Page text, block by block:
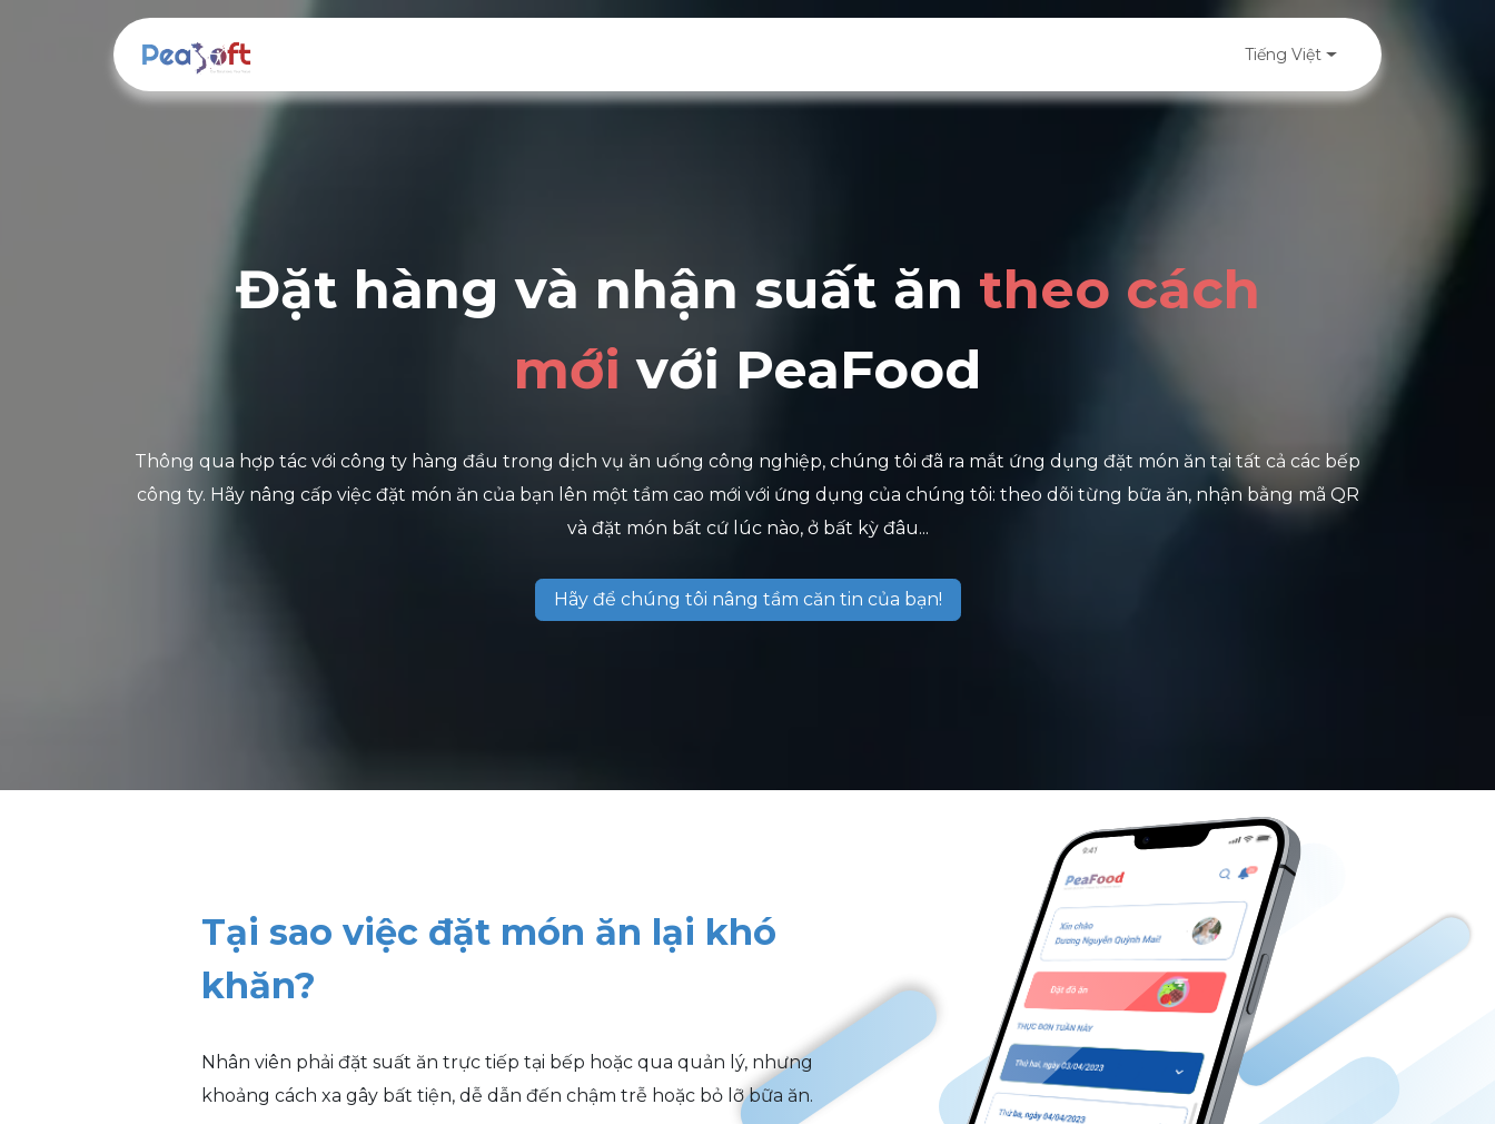
Dự án Liên hệ
Tiếng Việt
Đặt hàng và nhận suất ăn theo cách
mớivới PeaFood
Thông qua hợp tác với công ty hàng đầu trong dịch vụ ăn uống công nghiệp, chúng tôi đã ra mắt ứng dụng đặt món ăn tại tất cả các bếp
công ty. Hãy nâng cấp việc đặt món ăn của bạn lên một tầm cao mới với ứng dụng của chúng tôi: theo dõi từng bữa ăn, nhận bằng mã QR
và đặt món bất cứ lúc nào, ở bất kỳ đâu...
Hãy để chúng tôi nâng tầm căn tin của bạn!
Tại sao việc đặt món ăn lại khó
khăn?
Nhân viên phải đặt suất ăn trực tiếp tại bếp hoặc qua quản lý, nhưng
khoảng cách xa gây bất tiện, dễ dẫn đến chậm trễ hoặc bỏ lỡ bữa ăn.